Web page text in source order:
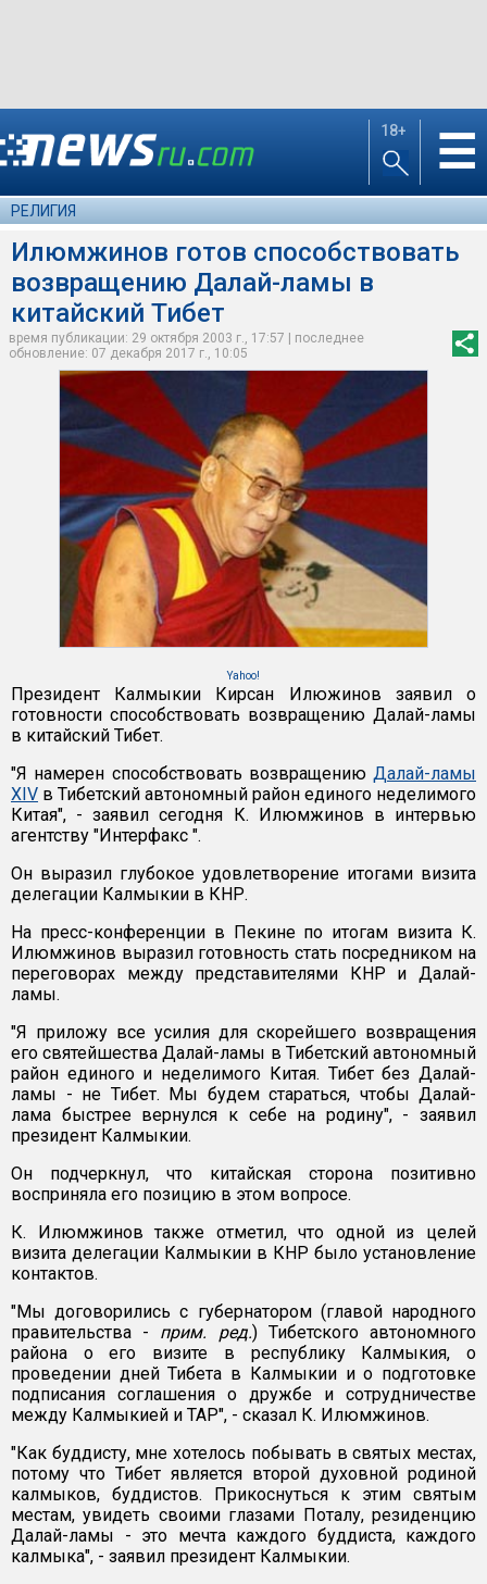
18+ ☰
РЕЛИГИЯ
Илюмжинов готов способствовать
возвращению Далай-ламы в
китайский Тибет
время публикации: 29 октября 2003 г., 17:57 | последнее
обновление: 07 декабря 2017 г., 10:05
Yahoo!
Президент Калмыкии Кирсан Илюжинов заявил о
готовности способствовать возвращению Далай-ламы
в китайский Тибет.
"Я намерен способствовать возвращению Далай-ламы
XIV в Тибетский автономный район единого неделимого
Китая", - заявил сегодня К. Илюмжинов в интервью
агентству "Интерфакс ".
Он выразил глубокое удовлетворение итогами визита
делегации Калмыкии в КНР.
На пресс-конференции в Пекине по итогам визита К.
Илюмжинов выразил готовность стать посредником на
переговорах между представителями КНР и Далай-
ламы.
"Я приложу все усилия для скорейшего возвращения
его святейшества Далай-ламы в Тибетский автономный
район единого и неделимого Китая. Тибет без Далай-
ламы - не Тибет. Мы будем стараться, чтобы Далай-
лама быстрее вернулся к себе на родину", - заявил
президент Калмыкии.
Он подчеркнул, что китайская сторона позитивно
восприняла его позицию в этом вопросе.
К. Илюмжинов также отметил, что одной из целей
визита делегации Калмыкии в КНР было установление
контактов.
"Мы договорились с губернатором (главой народного
правительства - прим. ред.) Тибетского автономного
района о его визите в республику Калмыкия, о
проведении дней Тибета в Калмыкии и о подготовке
подписания соглашения о дружбе и сотрудничестве
между Калмыкией и ТАР", - сказал К. Илюмжинов.
"Как буддисту, мне хотелось побывать в святых местах,
потому что Тибет является второй духовной родиной
калмыков, буддистов. Прикоснуться к этим святым
местам, увидеть своими глазами Поталу, резиденцию
Далай-ламы - это мечта каждого буддиста, каждого
калмыка", - заявил президент Калмыкии.